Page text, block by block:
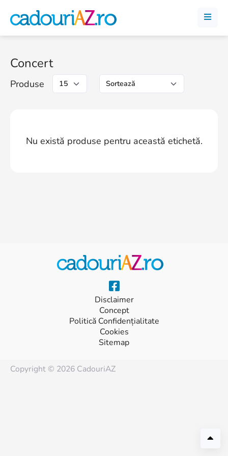
Concert
Produse
Nu există produse pentru această etichetă.
Disclaimer
Concept
Politică Confidențialitate
Cookies
Sitemap
Copyright © 2026 CadouriAZ